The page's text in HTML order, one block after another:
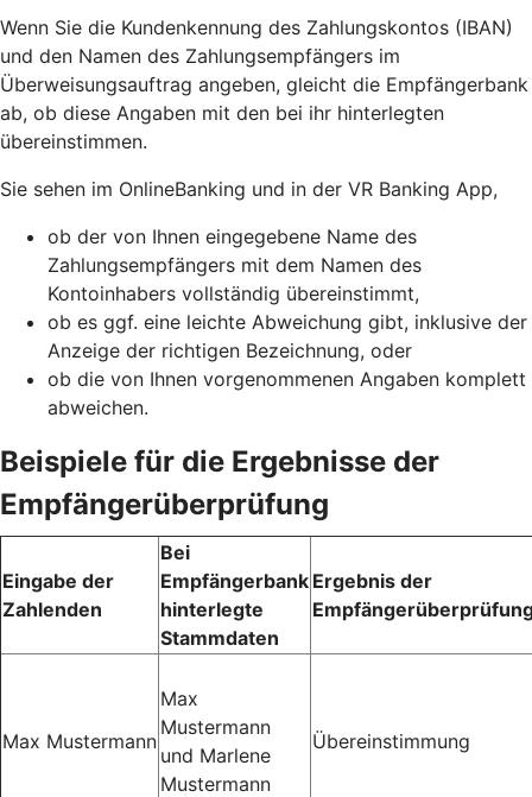
Wenn Sie die Kundenkennung des Zahlungskontos (IBAN)
und den Namen des Zahlungsempfängers im
Überweisungsauftrag angeben, gleicht die Empfängerbank
ab, ob diese Angaben mit den bei ihr hinterlegten
übereinstimmen.
Sie sehen im OnlineBanking und in der VR Banking App,
ob der von Ihnen eingegebene Name des
Zahlungsempfängers mit dem Namen des
Kontoinhabers vollständig übereinstimmt,
ob es ggf. eine leichte Abweichung gibt, inklusive der
Anzeige der richtigen Bezeichnung, oder
ob die von Ihnen vorgenommenen Angaben komplett
abweichen.
Beispiele für die Ergebnisse der
Empfängerüberprüfung
Eingabe der
Zahlenden
Bei
Empfängerbank
hinterlegte
Stammdaten
Ergebnis der
Max Mustermann
Max
Mustermann
und Marlene
Mustermann
Übereinstimmung